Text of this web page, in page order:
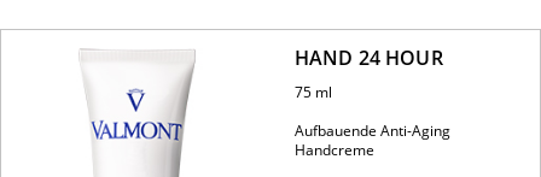
HAND 24 HOUR
75 ml
Aufbauende Anti-Aging
Handcreme